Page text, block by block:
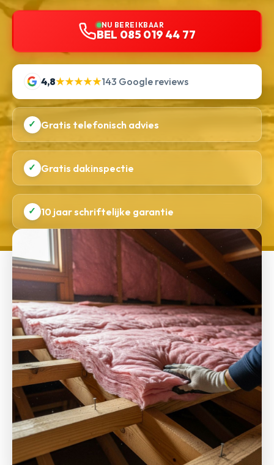
NU BEREIKBAAR
BEL 085 019 44 77
4,8★★★★★143 Google reviews
✓ Gratis telefonisch advies
✓ Gratis dakinspectie
✓ 10 jaar schriftelijke garantie